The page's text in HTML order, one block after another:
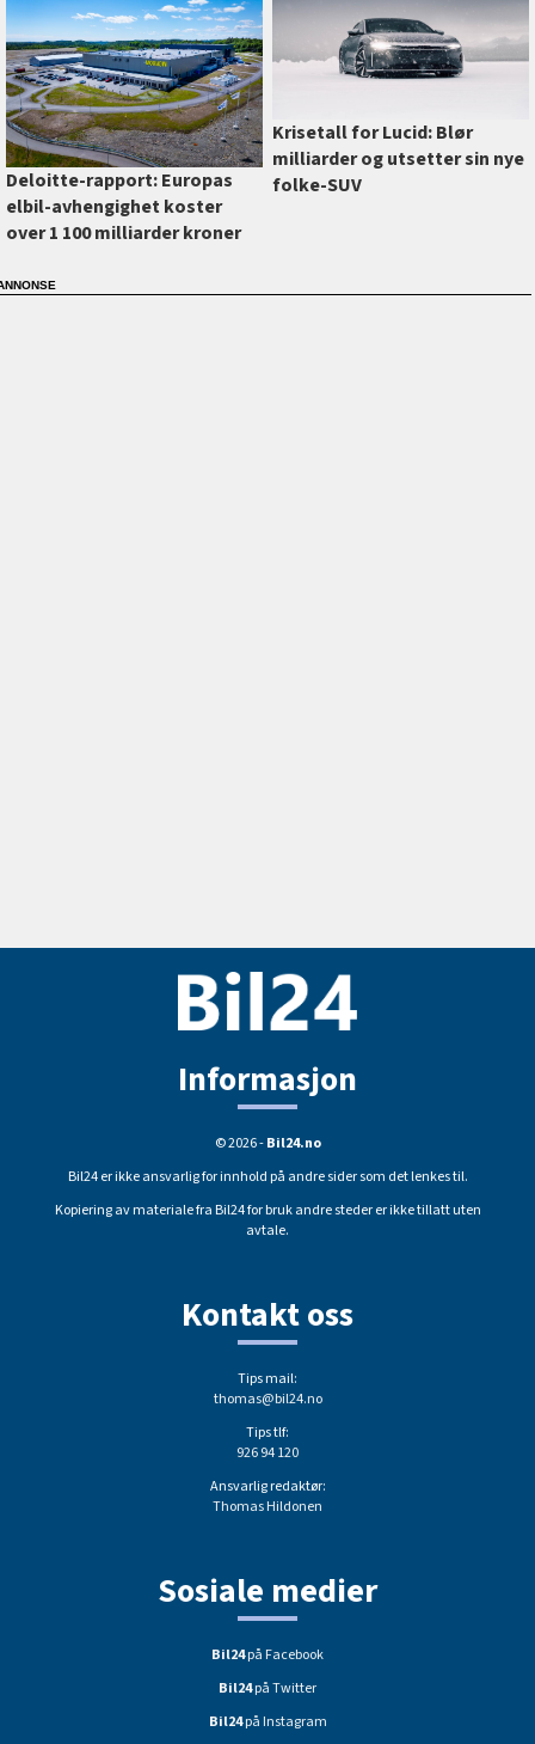
Deloitte-rapport: Europas
elbil-avhengighet koster
over 1 100 milliarder kroner
Krisetall for Lucid: Blør
milliarder og utsetter sin nye
folke-SUV
Informasjon
© 2026 -Bil24.no
Bil24 er ikke ansvarlig for innhold på andre sider som det lenkes til.
Kopiering av materiale fra Bil24 for bruk andre steder er ikke tillatt uten
avtale.
Kontakt oss
Tips mail:
thomas@bil24.no
Tips tlf:
926 94 120
Ansvarlig redaktør:
Thomas Hildonen
Sosiale medier
Bil24på Facebook
Bil24på Twitter
Bil24på Instagram